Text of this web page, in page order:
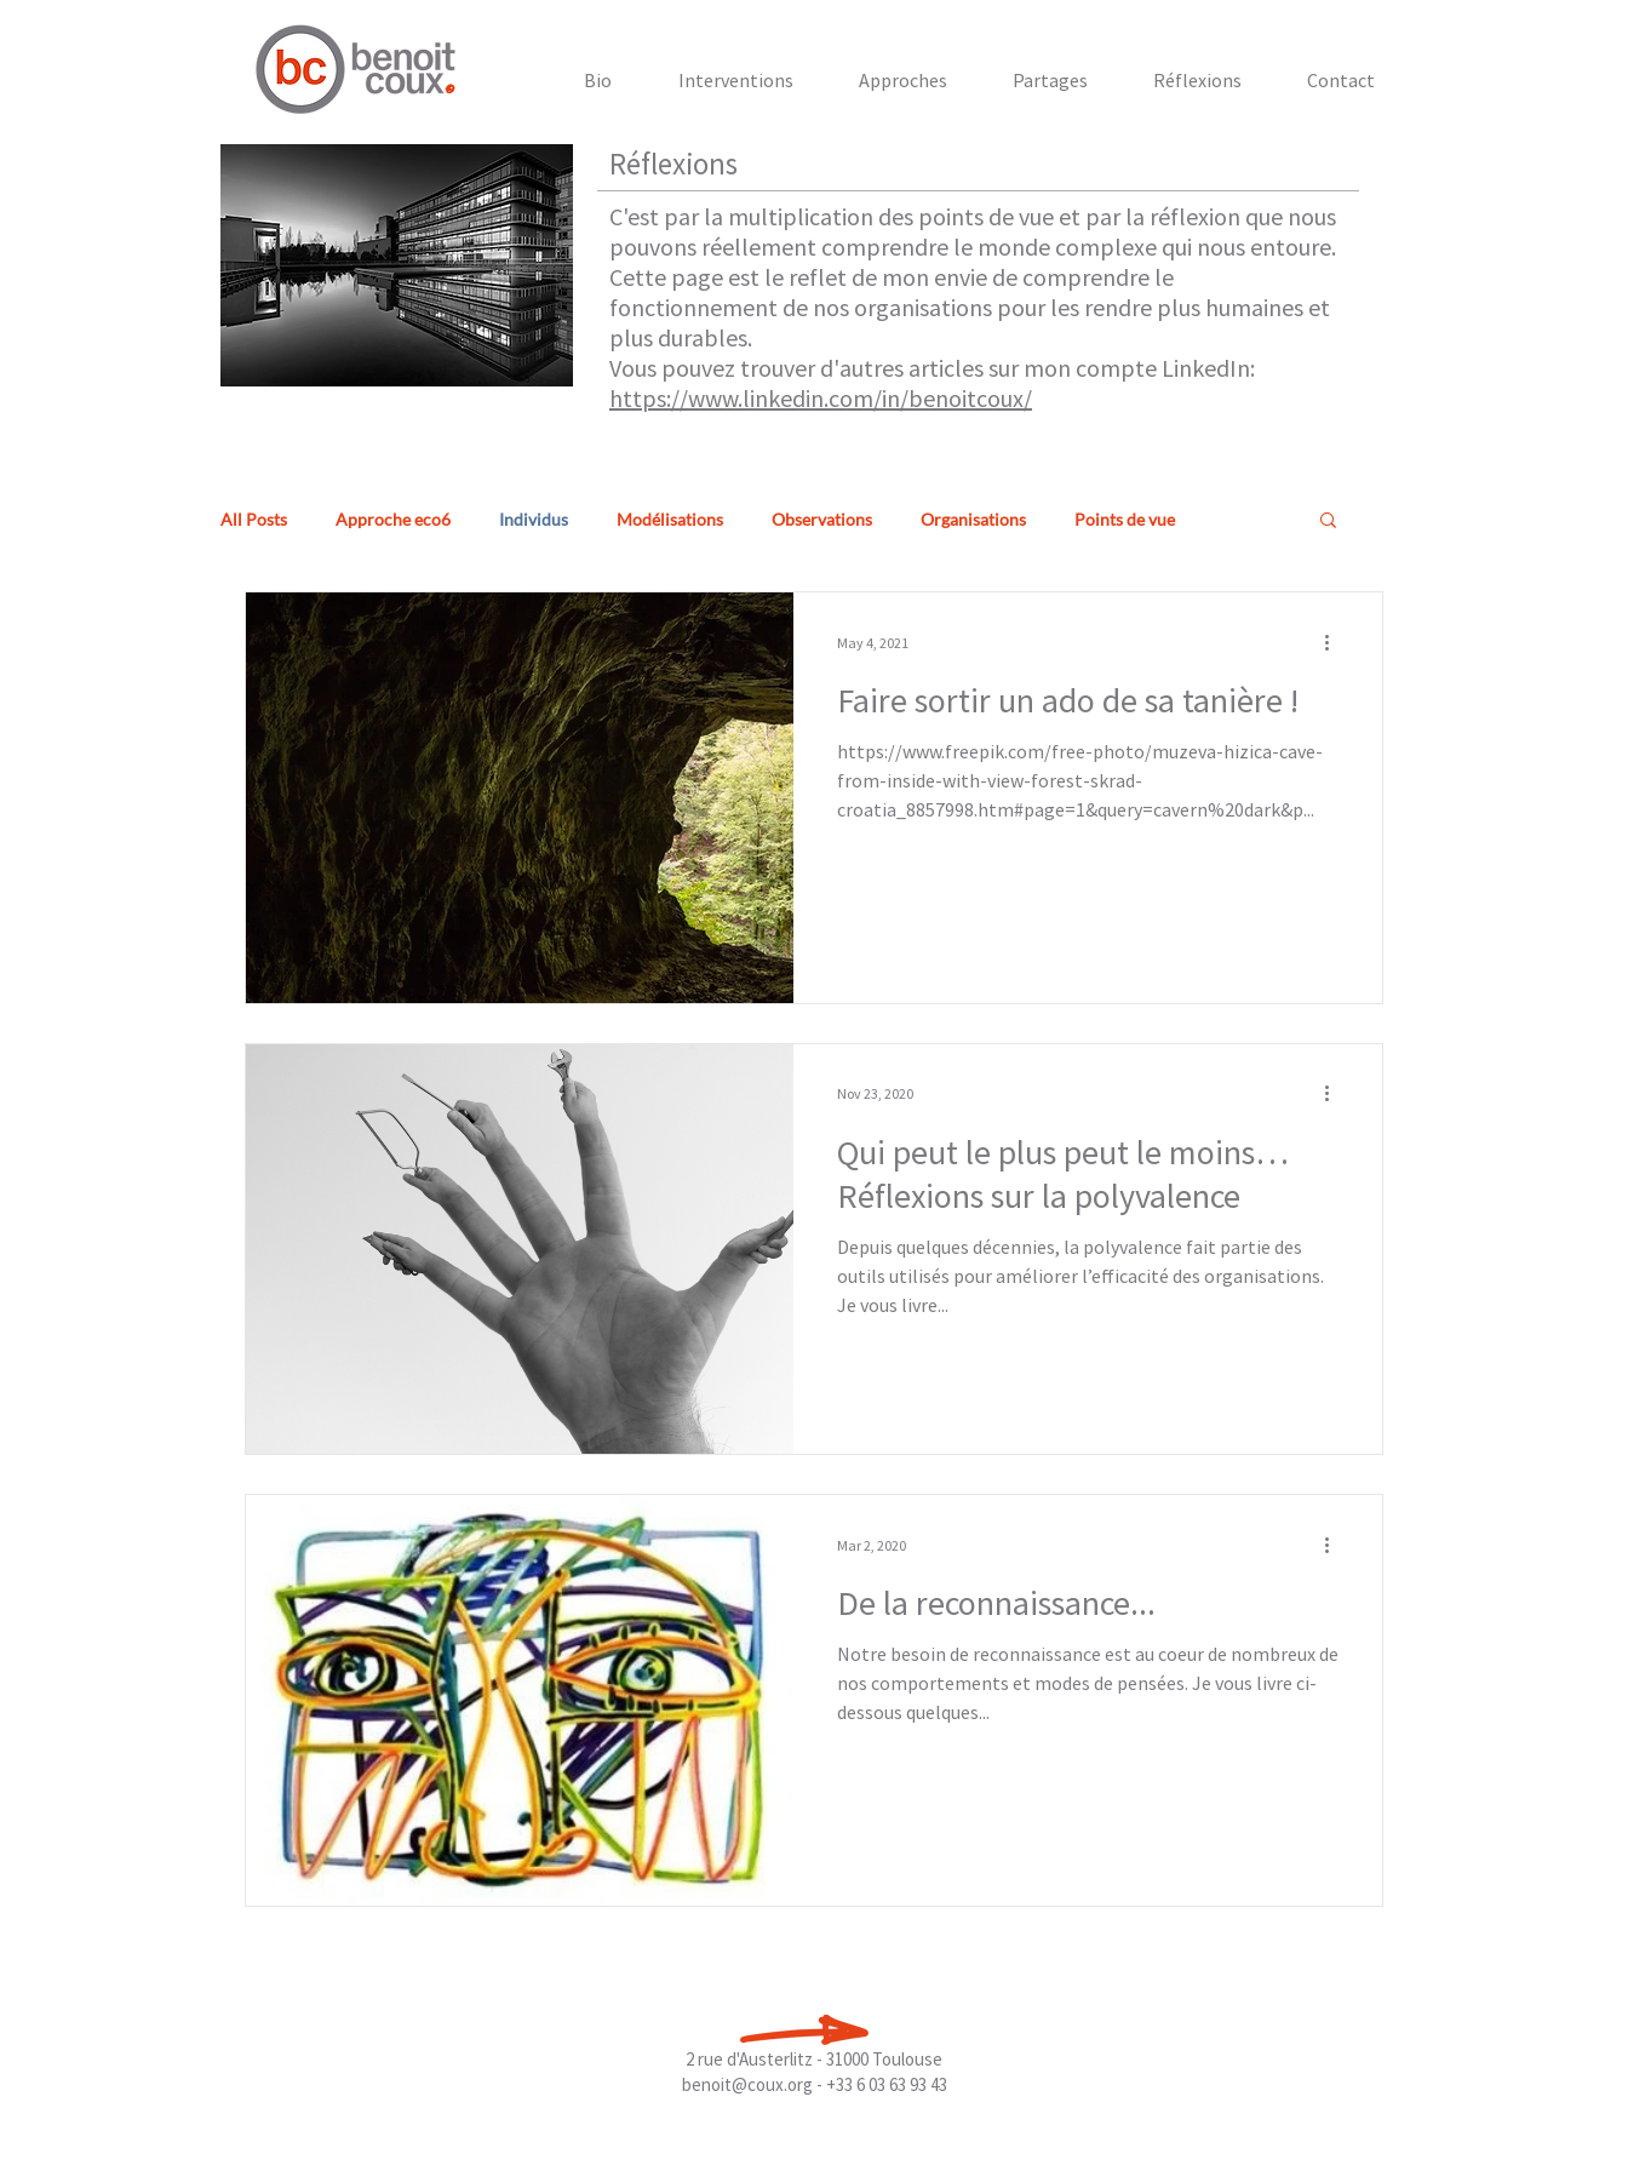
Bio Interventions Approches Partages Réflexions Contact
Réflexions
C'est par la multiplication des points de vue et par la réflexion que nous
pouvons réellement comprendre le monde complexe qui nous entoure.
Cette page est le reflet de mon envie de comprendre le
fonctionnement de nos organisations pour les rendre plus humaines et
plus durables.
Vous pouvez trouver d'autres articles sur mon compte LinkedIn:
https://www.linkedin.com/in/benoitcoux/
All Posts Approche eco6 Individus Modélisations Observations Organisations Points de vue
Faire sortir un ado de sa tanière !
https://www.freepik.com/free-photo/muzeva-hizica-cave-
from-inside-with-view-forest-skrad-
croatia_8857998.htm#page=1&query=cavern%20dark&p...
May 4, 2021
Qui peut le plus peut le moins…
Réflexions sur la polyvalence
Depuis quelques décennies, la polyvalence fait partie des
outils utilisés pour améliorer l’efficacité des organisations.
Je vous livre...
Nov 23, 2020
De la reconnaissance...
Notre besoin de reconnaissance est au coeur de nombreux de
nos comportements et modes de pensées. Je vous livre ci-
dessous quelques...
Mar 2, 2020
2 rue d'Austerlitz - 31000 Toulouse
benoit@coux.org - +33 6 03 63 93 43